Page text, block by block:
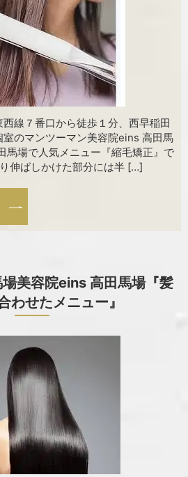
線７番口から徒歩１分、西早稲田
のマンツーマン美容院eins 高田馬
場で人気メニュー『縮毛矯正』で
伸ばしかけた部分には半 […]
美容院eins 高田馬場『髪
わせたメニュー』